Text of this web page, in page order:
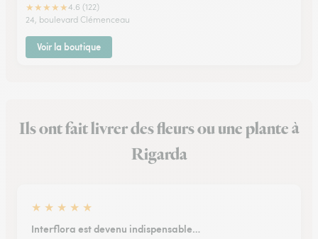
★★★★★4.6 (122)
24, boulevard Clémenceau
Voir la boutique
Ils ont fait livrer des fleurs ou une plante à
Rigarda
★ ★ ★ ★ ★
Interflora est devenu indispensable…